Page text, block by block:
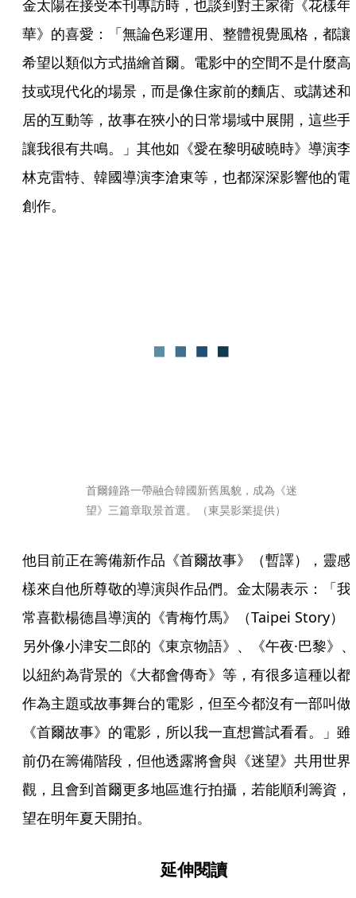
金太陽在接受本刊專訪時，也談到對王家衛《花樣年
華》的喜愛：「無論色彩運用、整體視覺風格，都讓
希望以類似方式描繪首爾。電影中的空間不是什麼高
技或現代化的場景，而是像住家前的麵店、或講述和
居的互動等，故事在狹小的日常場域中展開，這些手
讓我很有共鳴。」其他如《愛在黎明破曉時》導演李
林克雷特、韓國導演李滄東等，也都深深影響他的電
創作。
首爾鐘路一帶融合韓國新舊風貌，成為《迷
望》三篇章取景首選。（東昊影業提供）
他目前正在籌備新作品《首爾故事》（暫譯），靈感
樣來自他所尊敬的導演與作品們。金太陽表示：「我
常喜歡楊德昌導演的《青梅竹馬》（Taipei Story）
另外像小津安二郎的《東京物語》、《午夜·巴黎》、
以紐約為背景的《大都會傳奇》等，有很多這種以都
作為主題或故事舞台的電影，但至今都沒有一部叫做
《首爾故事》的電影，所以我一直想嘗試看看。」雖
前仍在籌備階段，但他透露將會與《迷望》共用世界
觀，且會到首爾更多地區進行拍攝，若能順利籌資，
望在明年夏天開拍。
延伸閱讀